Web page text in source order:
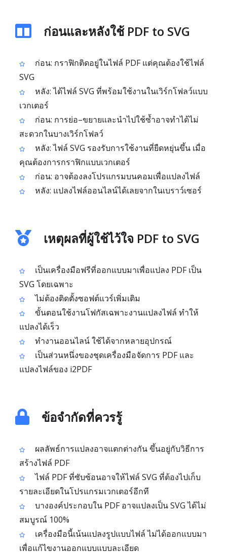
ก่อนและหลังใช้ PDF to SVG
ก่อน: กราฟิกติดอยู่ในไฟล์ PDF แต่คุณต้องใช้ไฟล์
SVG
หลัง: ได้ไฟล์ SVG ที่พร้อมใช้งานในเวิร์กโฟลว์แบบ
เวกเตอร์
ก่อน: การย่อ–ขยายและนำไปใช้ซ้ำอาจทำได้ไม่
สะดวกในบางเวิร์กโฟลว์
หลัง: ไฟล์ SVG รองรับการใช้งานที่ยืดหยุ่นขึ้น เมื่อ
คุณต้องการกราฟิกแบบเวกเตอร์
ก่อน: อาจต้องลงโปรแกรมบนคอมเพื่อแปลงไฟล์
หลัง: แปลงไฟล์ออนไลน์ได้เลยจากในเบราว์เซอร์
เหตุผลที่ผู้ใช้ไว้ใจ PDF to SVG
เป็นเครื่องมือฟรีที่ออกแบบมาเพื่อแปลง PDF เป็น
SVG โดยเฉพาะ
ไม่ต้องติดตั้งซอฟต์แวร์เพิ่มเติม
ขั้นตอนใช้งานโฟกัสเฉพาะงานแปลงไฟล์ ทำให้
แปลงได้เร็ว
ทำงานออนไลน์ ใช้ได้จากหลายอุปกรณ์
เป็นส่วนหนึ่งของชุดเครื่องมือจัดการ PDF และ
แปลงไฟล์ของ i2PDF
ข้อจำกัดที่ควรรู้
ผลลัพธ์การแปลงอาจแตกต่างกัน ขึ้นอยู่กับวิธีการ
สร้างไฟล์ PDF
ไฟล์ PDF ที่ซับซ้อนอาจให้ไฟล์ SVG ที่ต้องไปเก็บ
รายละเอียดในโปรแกรมเวกเตอร์อีกที
บางองค์ประกอบใน PDF อาจแปลงเป็น SVG ได้ไม่
สมบูรณ์ 100%
เครื่องมือนี้เน้นแปลงรูปแบบไฟล์ ไม่ได้ออกแบบมา
เพื่อแก้ไขงานออกแบบแบบละเอียด